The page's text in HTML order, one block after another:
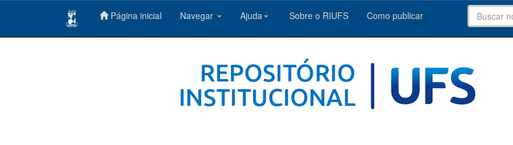
Página inicial Navegar Ajuda Sobre o RIUFS Como publicar